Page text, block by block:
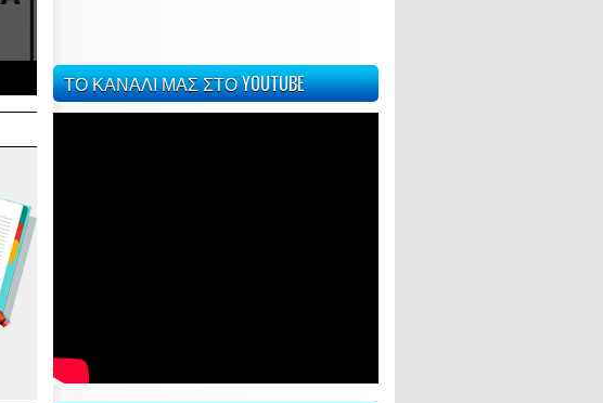
ΤΟ ΚΑΝΑΛΙ ΜΑΣ ΣΤΟ YOUTUBE